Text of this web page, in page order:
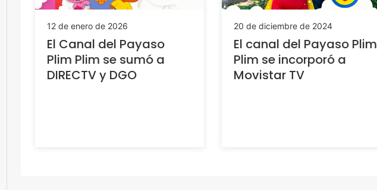
12 de enero de 2026
El Canal del Payaso
Plim Plim se sumó a
DIRECTV y DGO
20 de diciembre de 2024
El canal del Payaso Plim
Plim se incorporó a
Movistar TV